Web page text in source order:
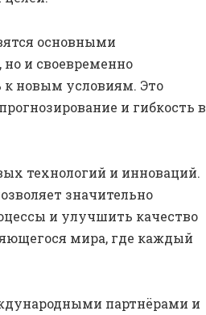
основными
и своевременно
к новым условиям. Это
и гибкость в
технологий и инноваций.
значительно
и улучшить качество
мира, где каждый
партнёрами и